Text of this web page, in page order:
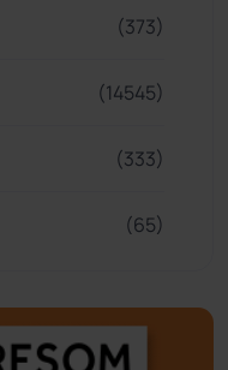
(373)
(14545)
(333)
(65)
(505)